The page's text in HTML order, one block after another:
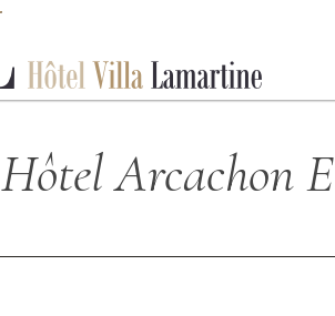
Hôtel Arcachon